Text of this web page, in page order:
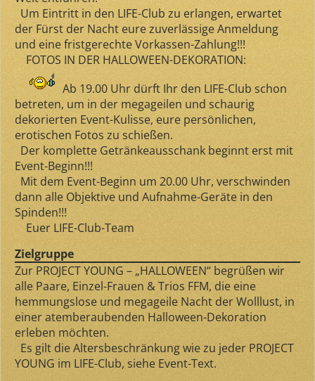
Um Eintritt in den LIFE-Club zu erlangen, erwartet
der Fürst der Nacht eure zuverlässige Anmeldung
und eine fristgerechte Vorkassen-Zahlung!!!
FOTOS IN DER HALLOWEEN-DEKORATION:
Ab 19.00 Uhr dürft Ihr den LIFE-Club schon
betreten, um in der megageilen und schaurig
dekorierten Event-Kulisse, eure persönlichen,
erotischen Fotos zu schießen.
Der komplette Getränkeausschank beginnt erst mit
Event-Beginn!!!
Mit dem Event-Beginn um 20.00 Uhr, verschwinden
dann alle Objektive und Aufnahme-Geräte in den
Spinden!!!
Euer LIFE-Club-Team
Zielgruppe
Zur PROJECT YOUNG – „HALLOWEEN“ begrüßen wir
alle Paare, Einzel-Frauen & Trios FFM, die eine
hemmungslose und megageile Nacht der Wolllust, in
einer atemberaubenden Halloween-Dekoration
erleben möchten.
Es gilt die Altersbeschränkung wie zu jeder PROJECT
YOUNG im LIFE-Club, siehe Event-Text.